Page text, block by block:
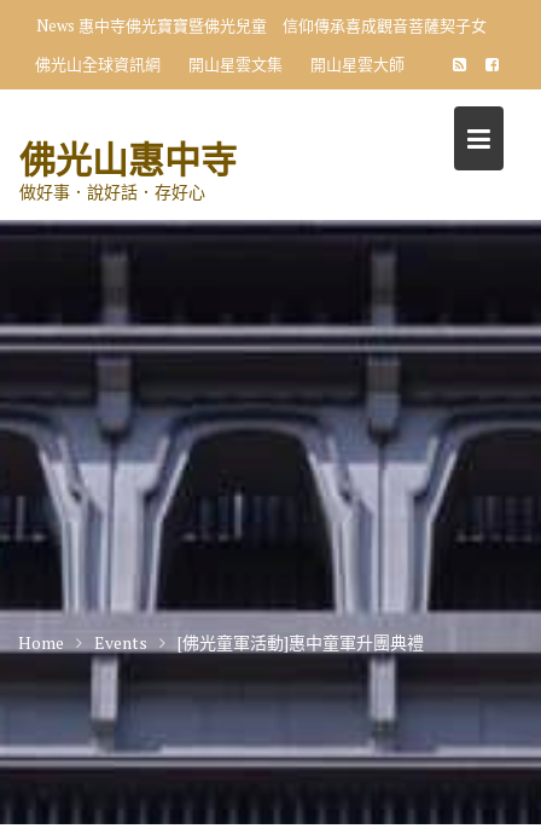
content
News 惠中寺佛光寶寶暨佛光兒童 信仰傳承喜成觀音菩薩契子女
佛光山全球資訊網
開山星雲文集 開山星雲大師
佛光山惠中寺
做好事．說好話．存好心
Home Events [佛光童軍活動]惠中童軍升團典禮